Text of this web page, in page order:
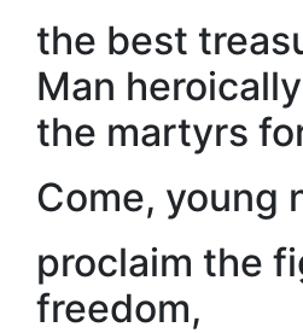
the best
Man
the martyrs
Come, young
proclaim the
freedom,